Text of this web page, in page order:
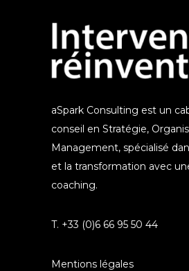
aSpark Consulting est un
conseil en Stratégie,
Management, spécialisé
et la transformation avec
coaching.
T. +33 (0)6 66 95 50 44
Mentions légales